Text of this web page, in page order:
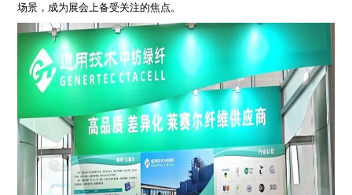
场景，成为展会上备受关注的焦点。